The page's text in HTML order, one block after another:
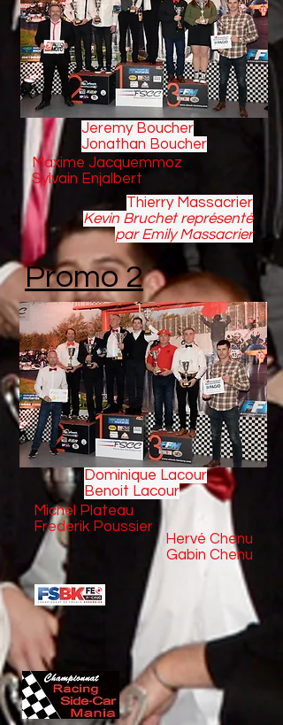
Maxime Jacquemmoz
Sylvain Enjalbert
Jeremy Boucher
Jonathan Boucher
Thierry Massacrier
Kevin Bruchet représenté
par Emily Massacrier
Promo 2
Dominique Lacour
Benoit Lacour
Hervé Chenu
Gabin Chenu
Michel Plateau
Frederik Poussier